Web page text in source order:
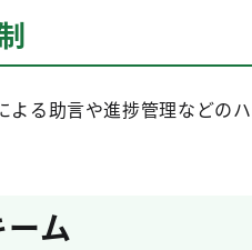
よる助言や進捗管理などの
ム